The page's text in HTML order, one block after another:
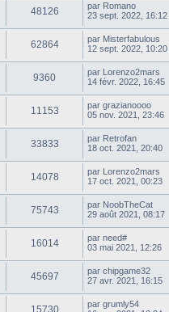
48126 par Romano
23 sept. 2022, 16:12
62864 par Misterfabulous
12 sept. 2022, 10:20
9360 par Lorenzo2mars
14 févr. 2022, 16:45
11153 par grazianoooo
05 nov. 2021, 23:46
33833 par Retrofan
18 oct. 2021, 20:40
14078 par Lorenzo2mars
17 oct. 2021, 00:23
75743 par NoobTheCat
29 août 2021, 08:17
16014 par need#
03 mai 2021, 12:26
45697 par chipgame32
27 avr. 2021, 16:15
15730 par grumly54